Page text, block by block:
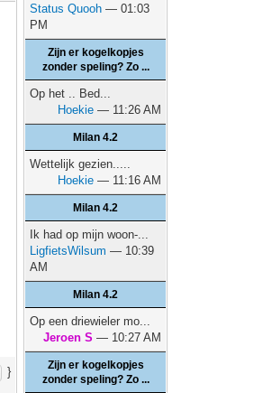
}
Status Quooh — 01:03
PM
Zijn er kogelkopjes
zonder speling? Zo ...
Op het .. Bed...
Hoekie — 11:26 AM
Milan 4.2
Wettelijk gezien.....
Hoekie — 11:16 AM
Milan 4.2
Ik had op mijn woon-...
LigfietsWilsum — 10:39
AM
Milan 4.2
Op een driewieler mo...
Jeroen S — 10:27 AM
Zijn er kogelkopjes
zonder speling? Zo ...